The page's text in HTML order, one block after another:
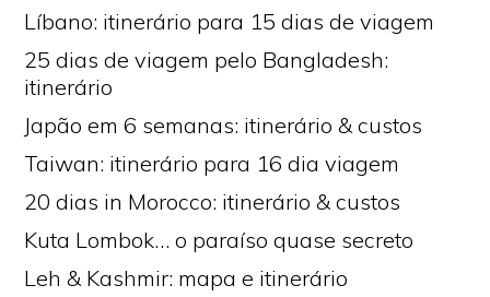
Líbano: itinerário para 15 dias de viagem
25 dias de viagem pelo Bangladesh:
itinerário
Japão em 6 semanas: itinerário & custos
Taiwan: itinerário para 16 dia viagem
20 dias in Morocco: itinerário & custos
Kuta Lombok… o paraíso quase secreto
Leh & Kashmir: mapa e itinerário